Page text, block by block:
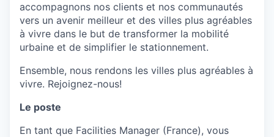
accompagnons nos clients et nos communautés
vers un avenir meilleur et des villes plus agréables
à vivre dans le but de transformer la mobilité
urbaine et de simplifier le stationnement.
Ensemble, nous rendons les villes plus agréables à
vivre. Rejoignez-nous!
Le poste
En tant que Facilities Manager (France), vous